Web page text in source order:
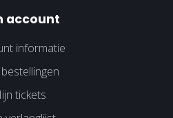
account
informatie
tickets